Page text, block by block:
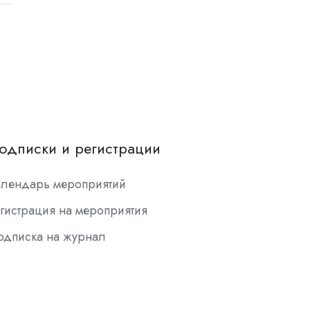
и регистрации
мероприятий
на мероприятия
на журнал